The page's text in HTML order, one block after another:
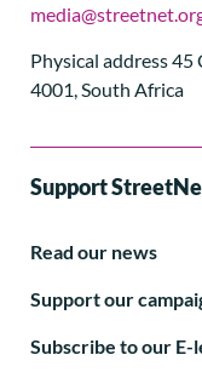
Physical address
4001, South Africa
Support
Read our news
Support our
Subscribe to our